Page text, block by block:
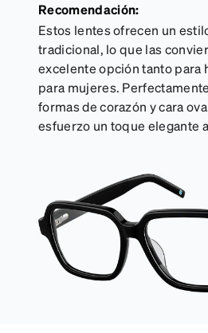
Recomendación:
Estos lentes ofrecen un
tradicional, lo que las
excelente opción tanto para
para mujeres.
formas de corazón y cara
esfuerzo un toque elegante